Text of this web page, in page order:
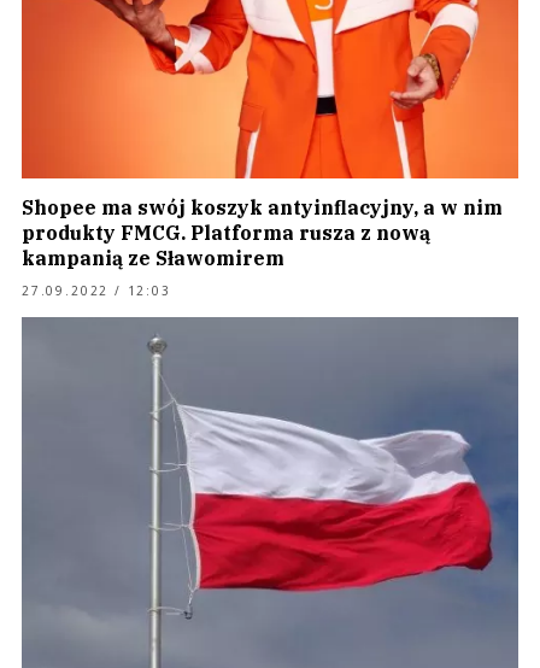
Shopee ma swój koszyk antyinflacyjny, a w nim
produkty FMCG. Platforma rusza z nową
kampanią ze Sławomirem
27.09.2022 / 12:03